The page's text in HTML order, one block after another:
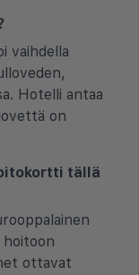
vaihdella
Hotelli antaa
on
tällä
ottavat